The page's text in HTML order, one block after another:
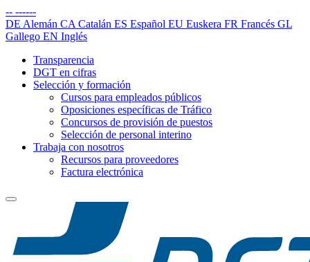
-- ------
DE Alemán CA Catalán ES Español EU Euskera FR Francés GL
Gallego EN Inglés
Transparencia
DGT en cifras
Selección y formación
Cursos para empleados públicos
Oposiciones específicas de Tráfico
Concursos de provisión de puestos
Selección de personal interino
Trabaja con nosotros
Recursos para proveedores
Factura electrónica